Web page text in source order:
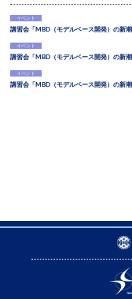
イベント
講習会「MBD（モデルベース開発）の新
イベント
講習会「MBD（モデルベース開発）の新
イベント
講習会「MBD（モデルベース開発）の新